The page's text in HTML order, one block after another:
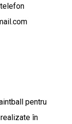
pentru
în